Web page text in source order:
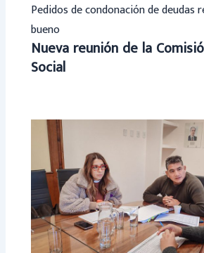
Pedidos de condonación de deudas
bueno
Nueva reunión de la
Social